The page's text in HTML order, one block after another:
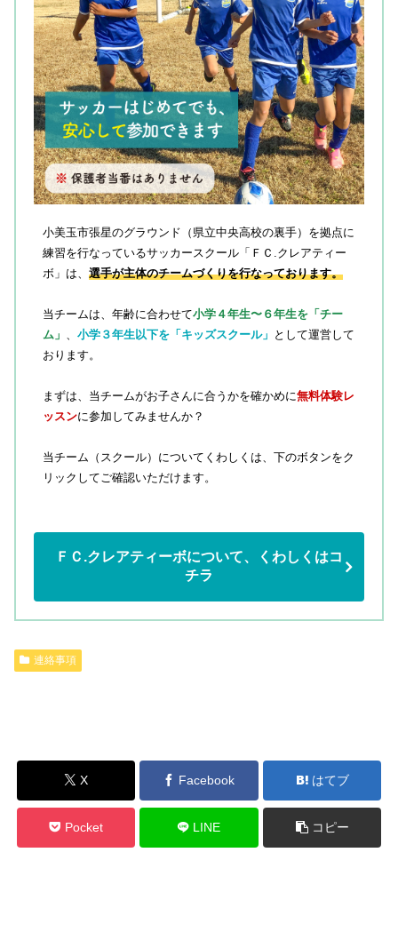
小美玉市張星のグラウンド（県立中央高校の裏手）を拠点に
練習を行なっているサッカースクール「ＦＣ.クレアティー
ボ」は、 選手が主体のチームづくりを行なっております。
当チームは、年齢に合わせて小学４年生〜６年生を「チー
ム」
小学３年生以下を「キッズスクール」 として運営して
おります。
まずは、当チームがお子さんに合うかを確かめに無料体験レ
ッスンに参加してみませんか？
当チーム（スクール）についてくわしくは、下のボタンをク
リックしてご確認いただけます。
ＦＣ.クレアティーボについて、くわしくはコ
チラ
連絡事項
X Facebook はてブ
Pocket LINE コピー